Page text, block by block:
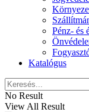
Pénz- és
Katalógus
No Result
View All Result